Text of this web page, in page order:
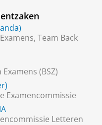
Team Back
(BSZ)
Examencommissie
Letteren